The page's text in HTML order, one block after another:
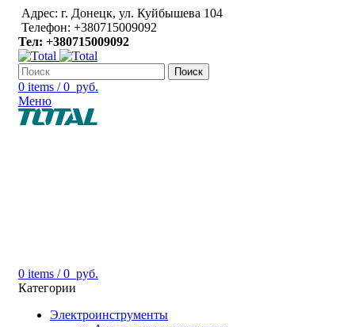
Адрес: г. Донецк, ул. Куйбышева 104
Телефон: +380715009092
Тел: +380715009092
Поиск
0 items / 0 руб.
Меню
0 items / 0 руб.
Категории
Электроинструменты